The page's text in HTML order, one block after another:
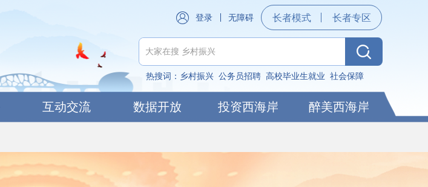
登录 无障碍 长者模式 长者专区
热搜词： 乡村振兴 公务员招聘 高校毕业生就业 社会保障
互动交流 数据开放 投资西海岸 醉美西海岸